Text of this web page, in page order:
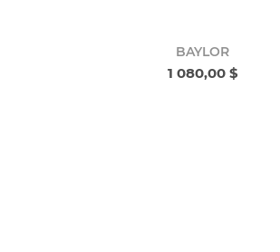
BAYLOR
1 080,00 $